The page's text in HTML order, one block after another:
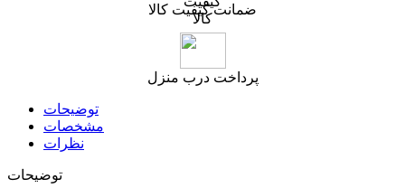
ضمانت کیفیت کالا
پرداخت درب منزل
توضیحات
مشخصات
نظرات
توضیحات